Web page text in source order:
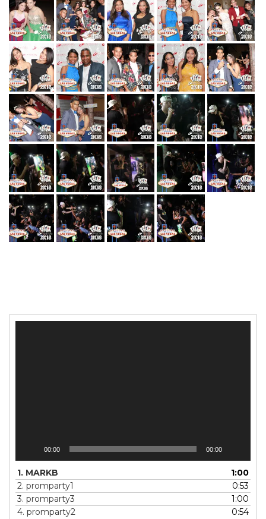
00:00 00:00
1. MARKB
1:00
2. promparty1
0:53
3. promparty3
1:00
4. promparty2 0:54